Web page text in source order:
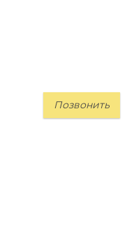
Позвонить